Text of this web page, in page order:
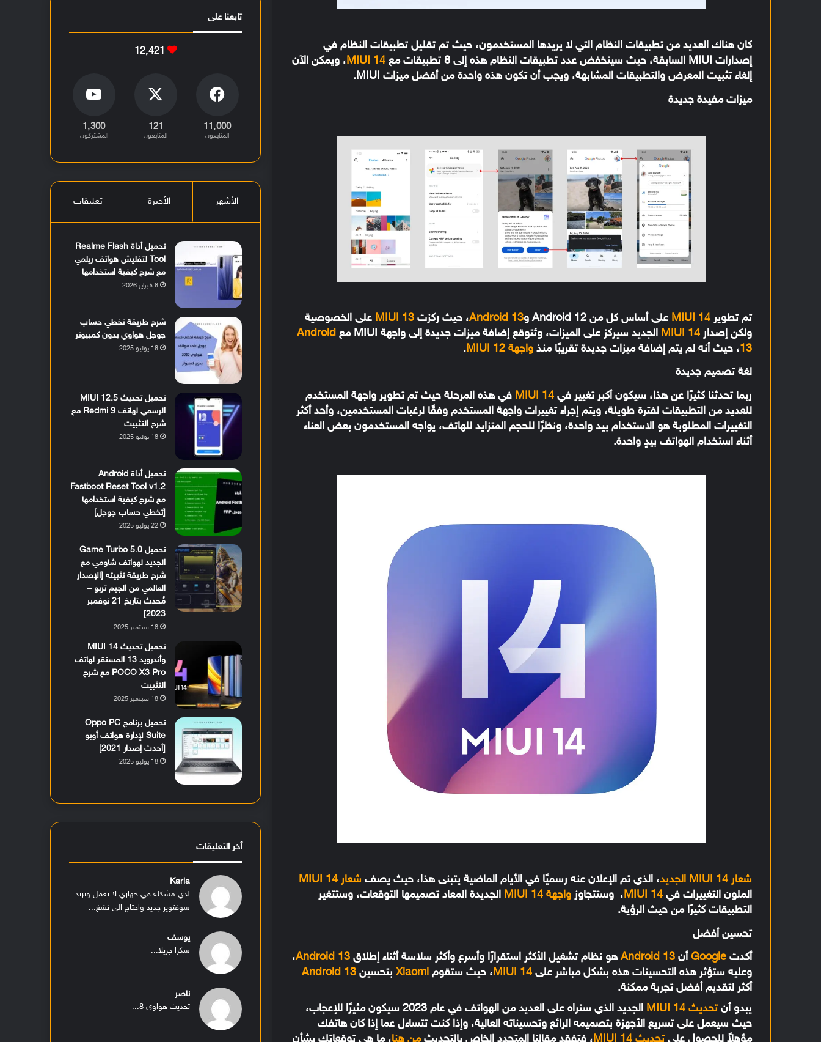
كان هناك العديد من تطبيقات النظام التي لا يريدها المستخدمون، حيث تم تقليل تطبيقات النظام في
إصدارات MIUI السابقة، حيث سينخفض ​​عدد تطبيقات النظام هذه إلى 8 تطبيقات مع
MIUI 14، ويمكن الآن
إلغاء تثبيت المعرض والتطبيقات المشابهة، ويجب أن تكون هذه واحدة من أفضل ميزات MIUI.
ميزات مفيدة جديدة
تم تطويرMIUI 14 على أساس كل من Android 12 و Android 13، حيث ركزتMIUI 13 على الخصوصية
ولكن إصدارMIUI 14 الجديد سيركز على الميزات، وئتوقع إضافة ميزات جديدة إلى واجهة MIUI مع
Android
13، حيث أنه لم يتم إضافة ميزات جديدة تقريبًا منذواجهة MIUI 12
.
لغة تصميم جديدة
ربما تحدثنا كثيرًا عن هذا، سيكون أكبر تغيير فيMIUI 14 في هذه المرحلة حيث تم تطوير واجهة المستخدم
للعديد من التطبيقات لفترة طويلة، ويتم إجراء تغييرات واجهة المستخدم وفقًا لرغبات المستخدمين، وأحد أكثر
التغييرات المطلوبة هو الاستخدام بيد واحدة، ونظرًا للحجم المتزايد للهاتف، يواجه المستخدمون بعض العناء
أثناء استخدام الهواتف بيدٍ واحدة.
شعار MIUI 14 الجديد ، الذي تم الإعلان عنه رسميًا في الأيام الماضية يتبنى هذا، حيث يصف شعار MIUI 14
الملون التغييرات فيMIUI 14، وستتجاوزواجهة MIUI 14
الجديدة المعاد تصميمها التوقعات، وستتغير
التطبيقات كثيرًا من حيث الرؤية.
تحسين أفضل
أكدتGoogle أنAndroid 13هو نظام تشغيل الأكثر استقرارًا وأسرع وأكثر سلاسة أثناء إطلاقAndroid 13،
وعليه ستؤثر هذه التحسينات هذه بشكل مباشر علىMIUI 14، حيث ستقومXiaomi بتحسينAndroid 13
أكثر لتقديم أفضل تجربة ممكنة.
يبدو أنتحديث MIUI 14
الجديد الذي سنراه على العديد من الهواتف في عام 2023 سيكون مثيرًا للإعجاب،
حيث سيعمل على تسريع الأجهزة بتصميمه الرائع وتحسيناته العالية، وإذا كنت تتساءل عما إذا كان هاتفك
تابعنا على
12٬421
11٬000
المتابعون
121
المتابعون
1٬300
المشتركون
الأشهر الأخيرة تعليقات
تحميل أداة Realme Flash
Tool لتفليش هواتف ريلمي
مع شرح كيفية استخدامها
8 فبراير 2026
شرح طريقة تخطي حساب
جوجل هواوي بدون كمبيوتر
18 يوليو 2025
تحميل تحديث MIUI 12.5
الرسمي لهاتف Redmi 9 مع
شرح التثبيت
18 يوليو 2025
تحميل أداة Android
Fastboot Reset Tool v1.2
مع شرح كيفية استخدامها
[تخطي حساب جوجل]
22 يوليو 2025
تحميل Game Turbo 5.0
الجديد لهواتف شاومي مع
شرح طريقة تثبيته [الإصدار
العالمي من الجيم تربو –
مُحدث بتاريخ 21 نوفمبر
2023]
18 سبتمبر 2025
تحميل تحديث MIUI 14
وأندرويد 13 المستقر لهاتف
POCO X3 Pro مع شرح
التثبيت
18 سبتمبر 2025
تحميل برنامج Oppo PC
Suite لإدارة هواتف أوبو
[أحدث إصدار 2021]
18 يوليو 2025
أخر التعليقات
Karla
لدي مشكله في جهازي لا يعمل ويريد
سوفتوير جديد واحتاج الى تشغ...
يوسف
شكرا جزيلا...
ناصر
تحديث هواوي 8...